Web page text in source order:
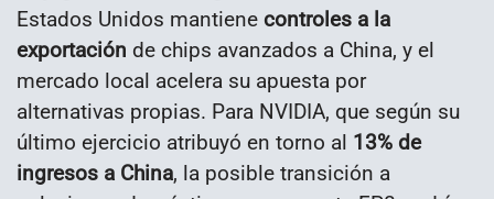
Estados Unidos mantiene controles a la
exportación de chips avanzados a China, y el
mercado local acelera su apuesta por
alternativas propias. Para NVIDIA, que según su
último ejercicio atribuyó en torno al 13% de
ingresos a China, la posible transición a